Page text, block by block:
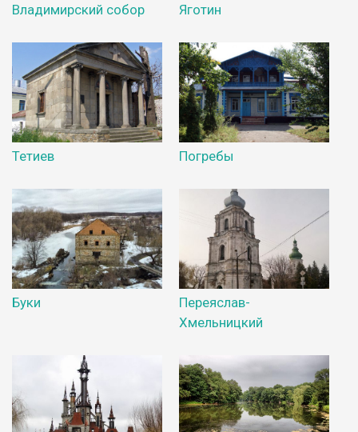
Владимирский собор Яготин
Тетиев Погребы
Буки
Переяслав-
Хмельницкий